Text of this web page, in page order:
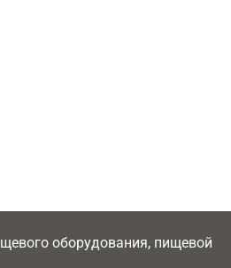
оборудования, пищевой